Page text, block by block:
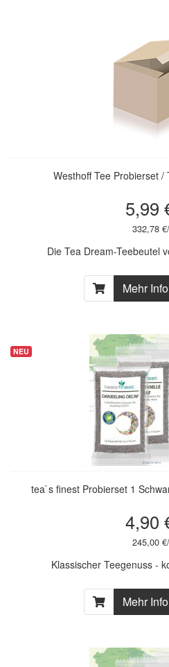
Westhoff Tee Probierset /
5,99
332,78
Die Tea Dream-Teebeutel
Mehr
NEU
NEU
tea`s finest Probierset 1
4,90
245,00
Klassischer Teegenuss -
Mehr